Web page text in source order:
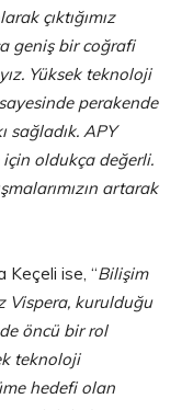
çıktığımız
geniş bir coğrafi
Yüksek teknoloji
perakende
sağladık. APY
için oldukça değerli.
artarak
Keçeli ise, “Bilişim
Vispera, kurulduğu
öncü bir rol
teknoloji
hedefi olan